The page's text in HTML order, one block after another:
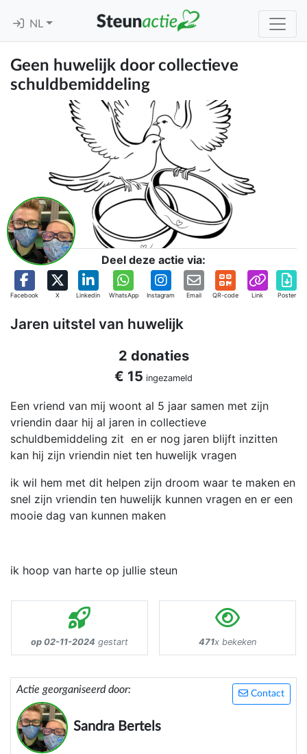
NL
Geen huwelijk door collectieve
schuldbemiddeling
Deel deze actie via:
Facebook X Linkedin WhatsApp Instagram Email QR-code Link Poster
Jaren uitstel van huwelijk
2 donaties
€ 15 ingezameld
Een vriend van mij woont al 5 jaar samen met zijn
vriendin daar hij al jaren in collectieve
schuldbemiddeling zit en er nog jaren blijft inzitten
kan hij zijn vriendin niet ten huwelijk vragen
ik wil hem met dit helpen zijn droom waar te maken en
snel zijn vriendin ten huwelijk kunnen vragen en er een
mooie dag van kunnen maken
ik hoop van harte op jullie steun
op 02-11-2024 gestart 471x bekeken
Contact
Actie georganiseerd door:
Sandra Bertels